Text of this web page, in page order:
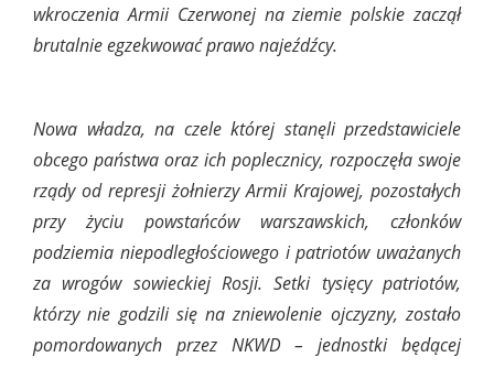
wkroczenia Armii Czerwonej na ziemie polskie zaczął
brutalnie egzekwować prawo najeźdźcy.
Nowa władza, na czele której stanęli przedstawiciele
obcego państwa oraz ich poplecznicy, rozpoczęła swoje
rządy od represji żołnierzy Armii Krajowej, pozostałych
przy życiu powstańców warszawskich, członków
podziemia niepodległościowego i patriotów uważanych
za wrogów sowieckiej Rosji. Setki tysięcy patriotów,
którzy nie godzili się na zniewolenie ojczyzny, zostało
pomordowanych przez NKWD – jednostki będącej